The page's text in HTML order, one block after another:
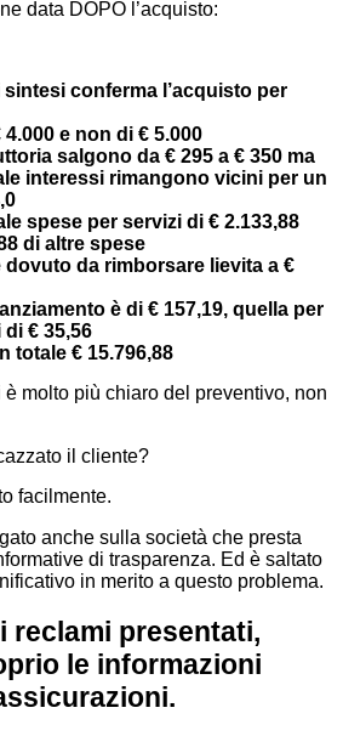
data DOPO l’acquisto:
sintesi conferma l’acquisto per
4.000 e non di € 5.000
salgono da € 295 a € 350 ma
interessi rimangono vicini per un
spese per servizi di € 2.133,88
di altre spese
dovuto da rimborsare lievita a €
è di € 157,19, quella per
€ 35,56
totale € 15.796,88
è molto più chiaro del preventivo, non
il cliente?
facilmente.
anche sulla società che presta
di trasparenza. Ed è saltato
in merito a questo problema.
reclami presentati,
le informazioni